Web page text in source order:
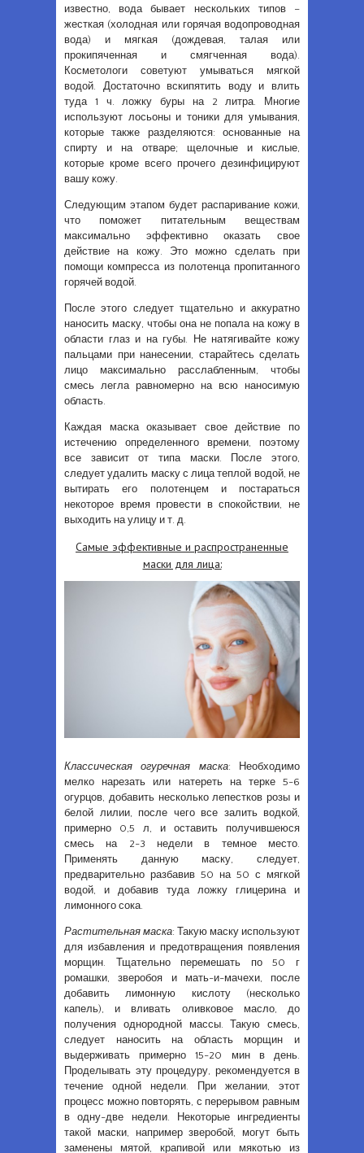
известно, вода бывает нескольких типов –
жесткая (холодная или горячая водопроводная
вода) и мягкая (дождевая, талая или
прокипяченная и смягченная вода).
Косметологи советуют умываться мягкой
водой. Достаточно вскипятить воду и влить
туда 1 ч. ложку буры на 2 литра. Многие
используют лосьоны и тоники для умывания,
которые также разделяются: основанные на
спирту и на отваре; щелочные и кислые,
которые кроме всего прочего дезинфицируют
вашу кожу.
Следующим этапом будет распаривание кожи,
что поможет питательным веществам
максимально эффективно оказать свое
действие на кожу. Это можно сделать при
помощи компресса из полотенца пропитанного
горячей водой.
После этого следует тщательно и аккуратно
наносить маску, чтобы она не попала на кожу в
области глаз и на губы. Не натягивайте кожу
пальцами при нанесении, старайтесь сделать
лицо максимально расслабленным, чтобы
смесь легла равномерно на всю наносимую
область.
Каждая маска оказывает свое действие по
истечению определенного времени, поэтому
все зависит от типа маски. После этого,
следует удалить маску с лица теплой водой, не
вытирать его полотенцем и постараться
некоторое время провести в спокойствии, не
выходить на улицу и т. д.
Самые эффективные и распространенные
маски для лица:
Классическая огуречная маска: Необходимо
мелко нарезать или натереть на терке 5-6
огурцов, добавить несколько лепестков розы и
белой лилии, после чего все залить водкой,
примерно 0,5 л, и оставить получившеюся
смесь на 2-3 недели в темное место.
Применять данную маску, следует,
предварительно разбавив 50 на 50 с мягкой
водой, и добавив туда ложку глицерина и
лимонного сока.
Растительная маска: Такую маску используют
для избавления и предотвращения появления
морщин. Тщательно перемешать по 50 г
ромашки, зверобоя и мать-и-мачехи, после
добавить лимонную кислоту (несколько
капель), и вливать оливковое масло, до
получения однородной массы. Такую смесь,
следует наносить на область морщин и
выдерживать примерно 15-20 мин в день.
Проделывать эту процедуру, рекомендуется в
течение одной недели. При желании, этот
процесс можно повторять, с перерывом равным
в одну-две недели. Некоторые ингредиенты
такой маски, например зверобой, могут быть
заменены мятой, крапивой или мякотью из